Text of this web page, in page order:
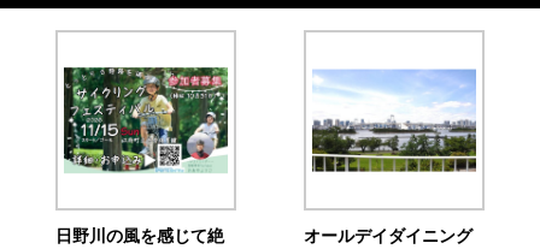
日野川の風を感じて絶
オールデイダイニング